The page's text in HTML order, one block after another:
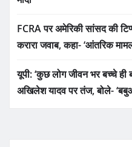
FCRA पर अमेरिकी सांसद की
करारा जवाब, कहा- ‘आंतरिक
यूपी: ‘कुछ लोग जीवन भर बच्चे ही
अखिलेश यादव पर तंज, बोले-